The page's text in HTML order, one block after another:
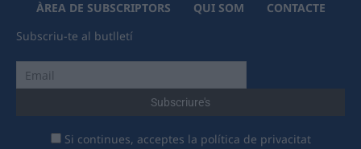
ÀREA DE SUBSCRIPTORS QUI SOM
CONTACTE
Subscriu-te al butlletí
Si continues, acceptes la política de privacitat